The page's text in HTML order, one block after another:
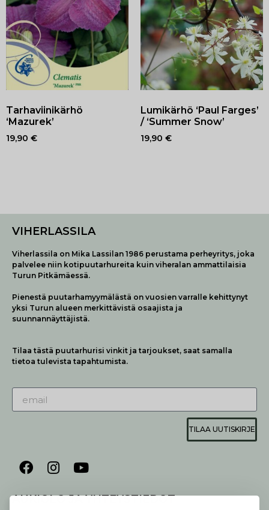
Tarhaviinikärhö
‘Mazurek’
19,90 €
Lumikärhö ‘Paul Farges’
/ ‘Summer Snow’
19,90 €
VIHERLASSILA
Viherlassila on Mika Lassilan 1986 perustama perheyritys, joka
palvelee niin kotipuutarhureita kuin viheralan ammattilaisia
Turun Pitkämäessä.
Pienestä puutarhamyymälästä on vuosien varralle kehittynyt
yksi Turun alueen merkittävistä osaajista ja
suunnannäyttäjistä.
Tilaa tästä puutarhurisi vinkit ja tarjoukset, saat samalla
tietoa tulevista tapahtumista.
TILAA UUTISKIRJE
AUKIOLO JA YHTEYSTIEDOT